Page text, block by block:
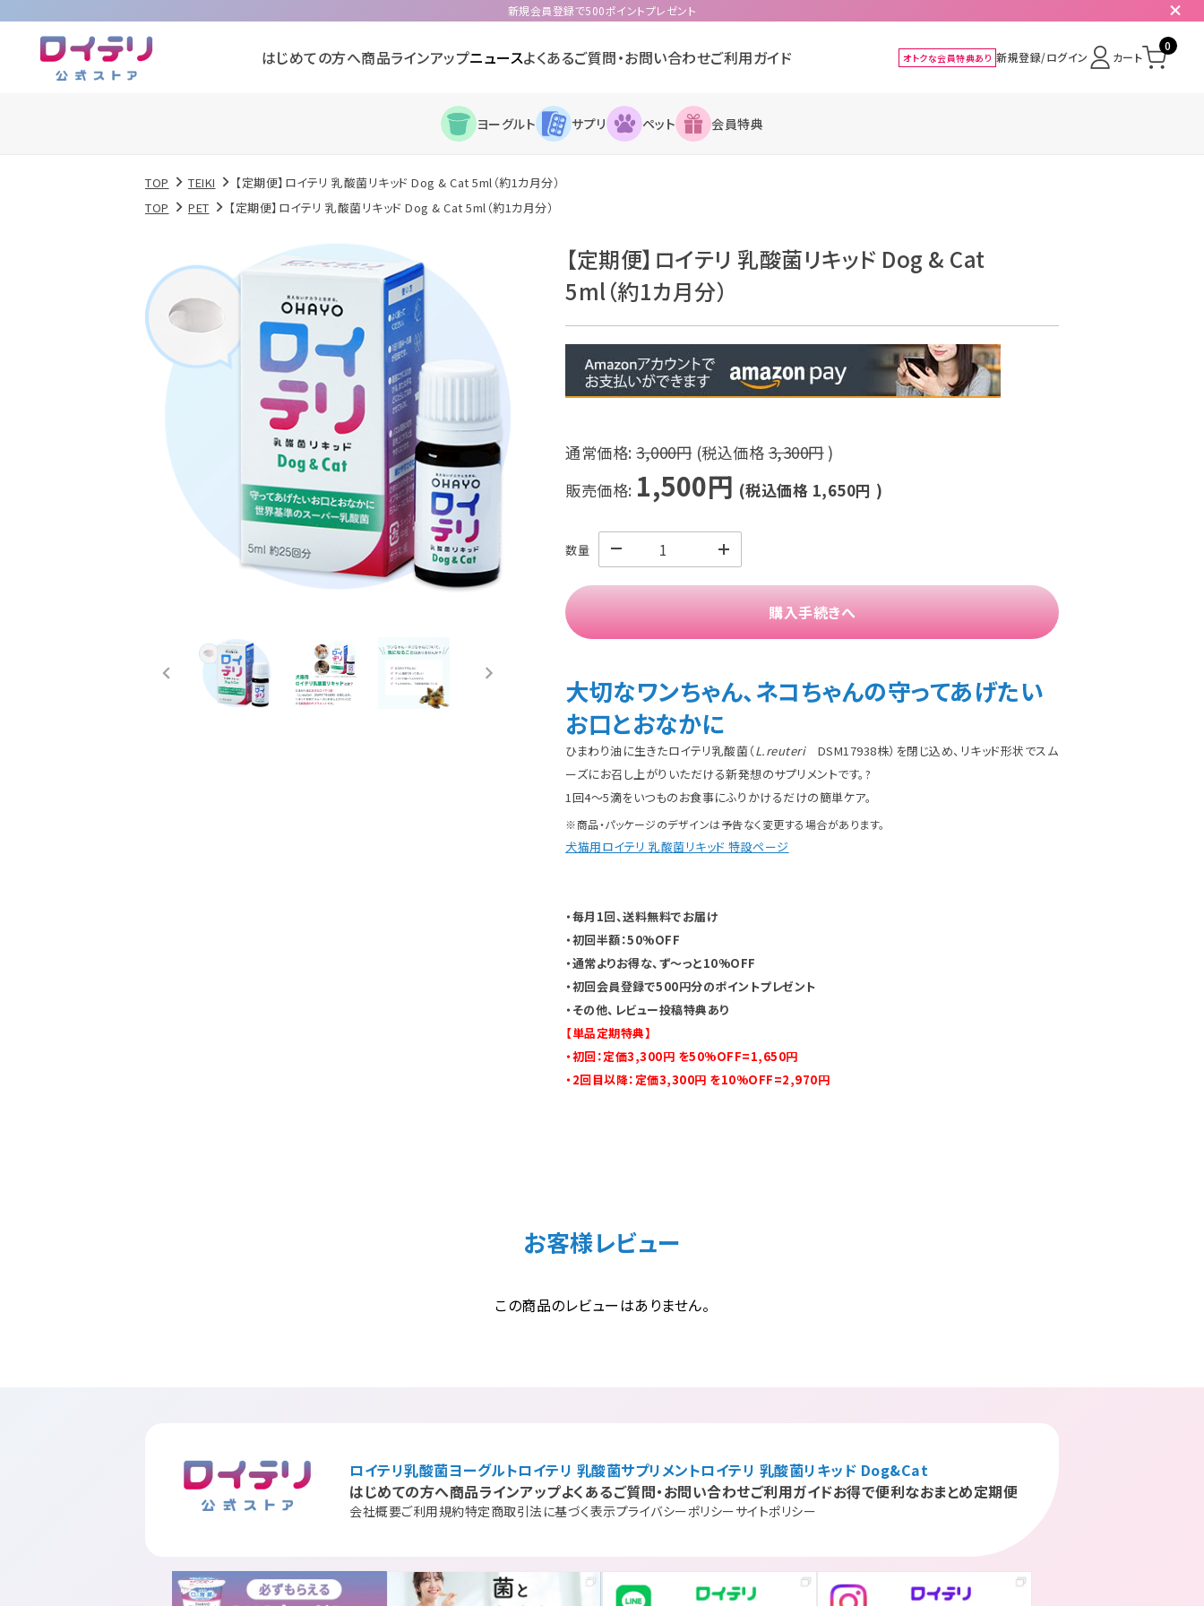
新規会員登録で500ポイントプレゼント
はじめての方へ商品ラインアップニュースよくあるご質問・お問い合わせご利用ガイド オトクな会員特典あり 新規登録/ログイン カート
0
ヨーグルト サプリ ペット 会員特典
TOP TEIKI
【定期便】ロイテリ 乳酸菌リキッド Dog & Cat 5ml（約1カ月分）
TOP
PET 【定期便】ロイテリ 乳酸菌リキッド Dog & Cat 5ml（約1カ月分）
【定期便】ロイテリ 乳酸菌リキッド Dog & Cat
5ml（約1カ月分）
通常価格:3,000円(税込価格3,300円)
販売価格: 1,500円 (税込価格 1,650円 )
数量
購入手続きへ
大切なワンちゃん、ネコちゃんの守ってあげたい
お口とおなかに
ひまわり油に生きたロイテリ乳酸菌（L.reuteriDSM17938株）を閉じ込め、リキッド形状でスム
ーズにお召し上がりいただける新発想のサプリメントです。?
1回4〜5滴をいつものお食事にふりかけるだけの簡単ケア。
※商品・パッケージのデザインは予告なく変更する場合があります。
犬猫用ロイテリ 乳酸菌リキッド 特設ページ
・毎月1回、送料無料でお届け
・初回半額：50%OFF
・通常よりお得な、ず〜っと10%OFF
・初回会員登録で500円分のポイントプレゼント
・その他、レビュー投稿特典あり
【単品定期特典】
・初回：定価3,300円 を50%OFF=1,650円
・2回目以降：定価3,300円 を10%OFF=2,970円
お客様レビュー
この商品のレビューはありません。
ロイテリ乳酸菌ヨーグルトロイテリ 乳酸菌サプリメントロイテリ 乳酸菌リキッド Dog&Cat
はじめての方へ商品ラインアップよくあるご質問・お問い合わせご利用ガイドお得で便利なおまとめ定期便
会社概要ご利用規約特定商取引法に基づく表示プライバシーポリシーサイトポリシー